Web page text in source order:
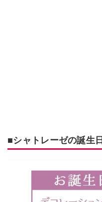
■シャトレーゼの誕生